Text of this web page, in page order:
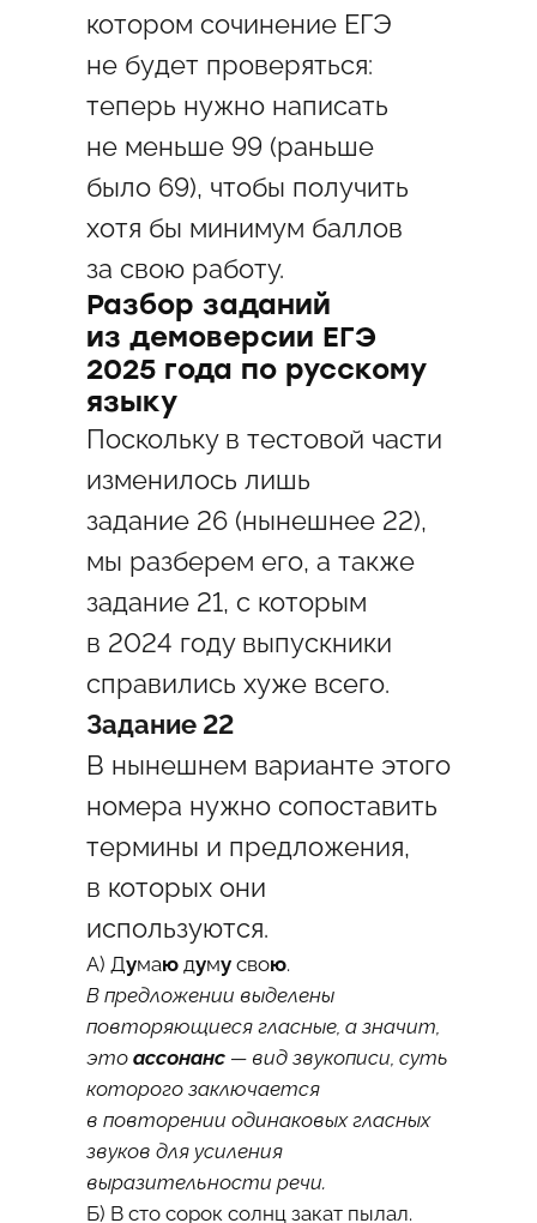
котором сочинение ЕГЭ
не будет проверяться:
теперь нужно написать
не меньше 99 (раньше
было 69), чтобы получить
хотя бы минимум баллов
за свою работу.
Разбор заданий
из демоверсии ЕГЭ
2025 года по русскому
языку
Поскольку в тестовой части
изменилось лишь
задание 26 (нынешнее 22),
мы разберем его, а также
задание 21, с которым
в 2024 году выпускники
справились хуже всего.
Задание 22
В нынешнем варианте этого
номера нужно сопоставить
термины и предложения,
в которых они
используются.
A) Думаюдумусвою.
В предложении выделены
повторяющиеся гласные, а значит,
это ассонанс— вид звукописи, суть
которого заключается
в повторении одинаковых гласных
звуков для усиления
выразительности речи.
Б) В сто сорок солнц закат пылал.